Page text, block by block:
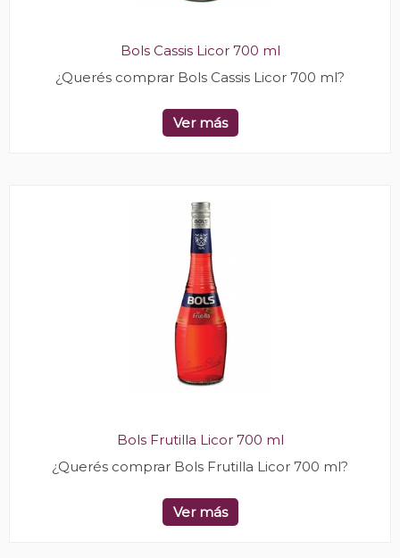
Bols Cassis Licor 700 ml
¿Querés comprar Bols Cassis Licor 700 ml?
Ver más
Bols Frutilla Licor 700 ml
¿Querés comprar Bols Frutilla Licor 700 ml?
Ver más